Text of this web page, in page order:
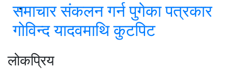
समाचार संकलन गर्न पुगेका पत्रकार
गोविन्द यादवमाथि कुटपिट
लोकप्रिय